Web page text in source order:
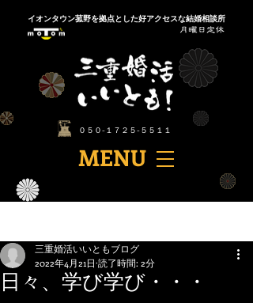
​イオンタウン菰野を拠点とした好アクセスな結婚相談所
​MENU
​０５０-１７２５-５５１１
日々、学び学び・・・
三重婚活いいともブログ
2022年4月21日 読了時間: 2分